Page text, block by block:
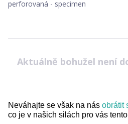
perforovaná - specimen
Aktuálně bohužel není
Neváhajte se však na nás obrátit
co je v našich silách pro vás